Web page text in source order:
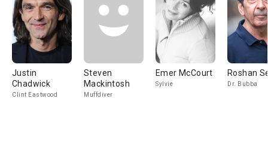
Justin
Chadwick
Clint Eastwood
Steven
Mackintosh
Muffdiver
Emer McCourt
Sylvie
Roshan
Dr. Bubba